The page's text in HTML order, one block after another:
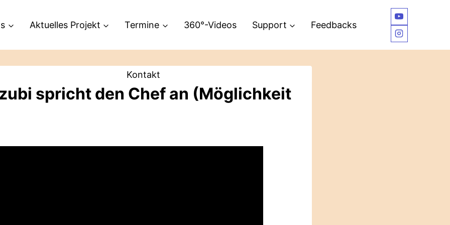
Aktuelles Projekt Termine 360°-Videos Support Feedbacks
Kontakt
spricht den Chef an (Möglichkeit